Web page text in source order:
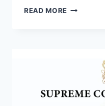
READ MORE